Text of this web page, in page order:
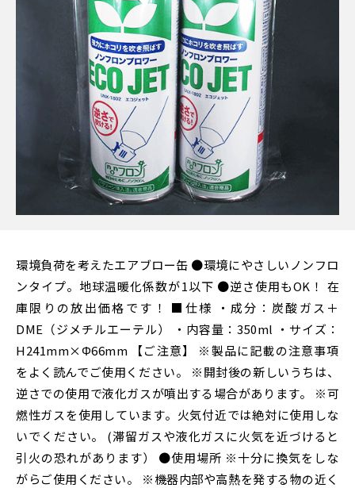
環境負荷を考えたエアブロー缶 ●環境にやさしいノンフロ
ンタイプ。地球温暖化係数が1以下 ●逆さ使用もOK！ 在
庫限りの放出価格です！ ■仕様 ・成分：炭酸ガス＋
DME（ジメチルエーテル） ・内容量：350ml ・サイズ：
H241mm×Φ66mm 【ご注意】 ※製品に記載の注意事項
をよく読んでご使用ください。 ※開封後の新しいうちは、
逆さでの使用で液化ガスが噴出する場合があります。 ※可
燃性ガスを使用しています。火気付近では絶対に使用しな
いでください。 (滞留ガスや液化ガスに火気を近づけると
引火の恐れがあります） ●使用場所 ※十分に換気をしな
がらご使用ください。 ※機器内部や高熱を発する物の近く